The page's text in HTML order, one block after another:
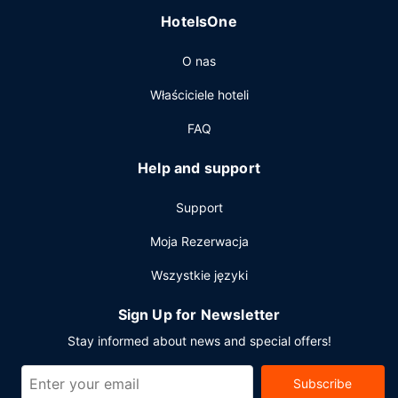
znajdziesz w jednym z lokali: bar/salon klubowy i bar przy
codziennie od 6:30 do 11 za opłatą.
Pozostałe udogodnienia
Udogodnienia biznesowe to bezpłatny przewodowy
ekspresowe wymeldowanie. Jeżeli planujesz spotkanie w
mieście Nowy Orlean, hotel oferuje pomieszczenia
powierzchni 2230 m kw. (24003 stopy kwadratowe).
HotelsOne
O nas
Właściciele hoteli
FAQ
Help and support
Support
Moja Rezerwacja
Wszystkie języki
Sign Up for Newsletter
Stay informed about news and special offers!
Subscribe